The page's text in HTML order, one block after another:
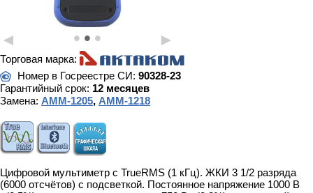
• • •
◄ ►
Торговая марка:
Номер в Госреестре СИ: 90328-23
Гарантийный срок: 12 месяцев
Замена: АММ-1205, АММ-1218
Цифровой мультиметр с TrueRMS (1 кГц). ЖКИ 3 1/2 разряда
(6000 отсчётов) с подсветкой. Постоянное напряжение 1000 В